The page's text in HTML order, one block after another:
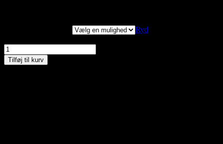
Ryd
Tilføj til kurv